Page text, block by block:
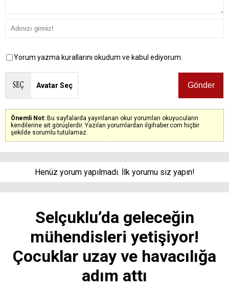
Yorum yazma kurallarını okudum ve kabul ediyorum.
Avatar Seç
Önemli Not: Bu sayfalarda yayınlanan okur yorumları okuyucuların
kendilerine ait görüşlerdir. Yazılan yorumlardan ilgihaber.com hiçbir
şekilde sorumlu tutulamaz.
Henüz yorum yapılmadı. İlk yorumu siz yapın!
Selçuklu’da geleceğin
mühendisleri yetişiyor!
Çocuklar uzay ve havacılığa
adım attı